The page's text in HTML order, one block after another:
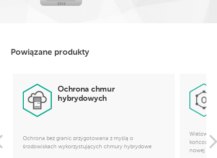
Powiązane produkty
Ochrona chmur
hybrydowych
Ochrona bez granic przygotowana z myślą o
środowiskach wykorzystujących chmury hybrydowe
nowej